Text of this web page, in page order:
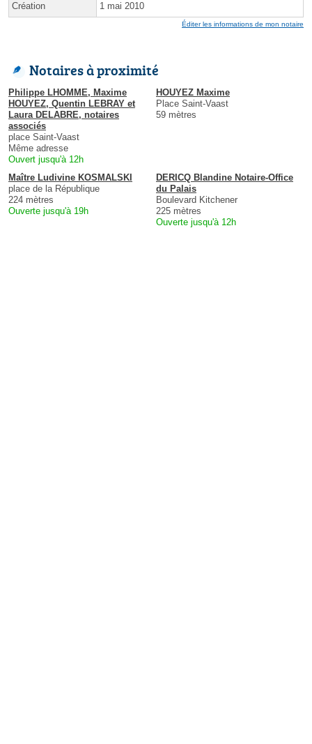
Création 1 mai 2010
Éditer les informations de mon notaire
Notaires à proximité
Philippe LHOMME, Maxime
HOUYEZ, Quentin LEBRAY et
Laura DELABRE, notaires
associés
place Saint-Vaast
Même adresse
Ouvert jusqu'à 12h
HOUYEZ Maxime
Place Saint-Vaast
59 mètres
Maître Ludivine KOSMALSKI
place de la République
224 mètres
Ouverte jusqu'à 19h
DERICQ Blandine Notaire-Office
du Palais
Boulevard Kitchener
225 mètres
Ouverte jusqu'à 12h